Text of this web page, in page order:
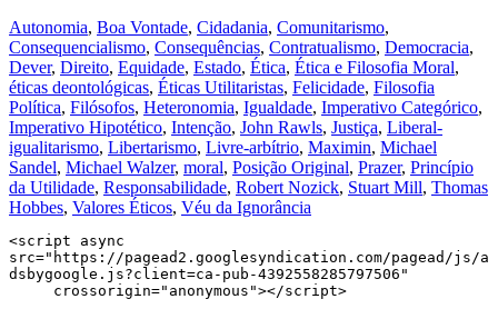
Autonomia, Boa Vontade, Cidadania, Comunitarismo,
Consequencialismo, Consequências, Contratualismo, Democracia,
Dever, Direito, Equidade, Estado, Ética, Ética e Filosofia Moral,
éticas deontológicas, Éticas Utilitaristas, Felicidade, Filosofia
Política, Filósofos, Heteronomia, Igualdade, Imperativo Categórico,
Imperativo Hipotético, Intenção, John Rawls, Justiça, Liberal-
igualitarismo, Libertarismo, Livre-arbítrio, Maximin, Michael
Sandel, Michael Walzer, moral, Posição Original, Prazer, Princípio
da Utilidade, Responsabilidade, Robert Nozick, Stuart Mill, Thomas
Hobbes, Valores Éticos, Véu da Ignorância
<script async
src="https://pagead2.googlesyndication.com/pagead/js/a
dsbygoogle.js?client=ca-pub-4392558285797506"
     crossorigin="anonymous"></script>